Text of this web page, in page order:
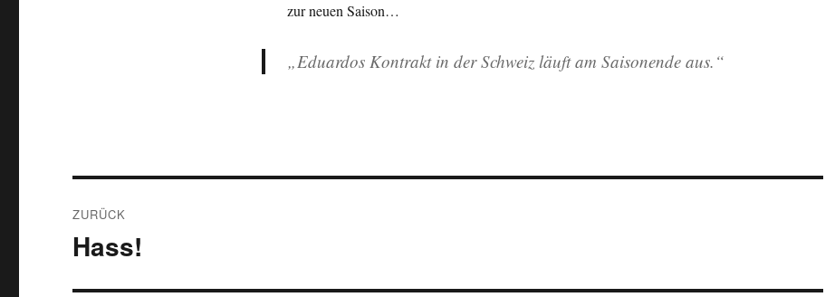
zur neuen Saison…
„Eduardos Kontrakt in der Schweiz läuft am Saisonende aus.“
ZURÜCK
Vorheriger
Hass!